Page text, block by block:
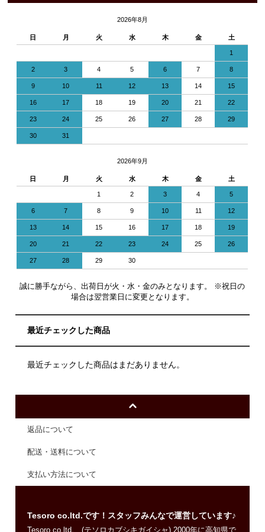
2026年8月
日 月 火 水 木 金 土
1
2 3 4 5 6 7 8
9 10 11 12 13 14 15
16 17 18 19 20 21 22
23 24 25 26 27 28 29
30 31
2026年9月
日 月 火 水 木 金 土
1 2 3 4 5
6 7 8 9 10 11 12
13 14 15 16 17 18 19
20 21 22 23 24 25 26
27 28 29 30
誠に勝手ながら、出荷日が火・水・金のみとなります。 ※祝日の
場合は翌営業日に変更となります。
最近チェックした商品
最近チェックした商品はまだありません。
返品について
配送・送料について
支払い方法について
Tesoro co.ltd.です！スタッフみんなで運営しています♪
Tesoro co.ltd. (テソロカブシキガイシャ) 2000年に高知県で